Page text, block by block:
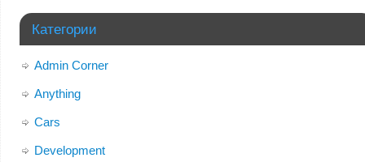
Категории
Admin Corner
Anything
Cars
Development